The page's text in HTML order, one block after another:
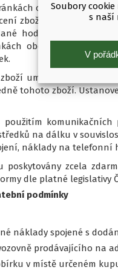
Soubory
s naší
V
obchodu jsou
zboží, jestliže toto
hodnoty a všech
obchodu. Tímto
zboží umístěná na
tohoto zboží.
na dálku v
náklady na telefonní
poskytovány zcela
dle platné legislativy
podmínky
náklady spojené s
prodávajícího na
v místě určeném